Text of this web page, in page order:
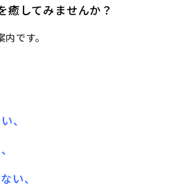
癒してみませんか？
内です。
、
い、